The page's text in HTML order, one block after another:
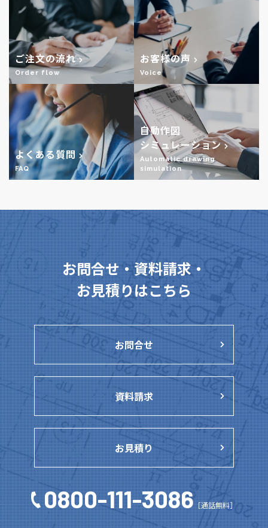
ご注文の流れ
Order flow
お客様の声
Voice
よくある質問
FAQ
自動作図
シミュレーション
Automatic drawing
simulation
お問合せ・資料請求・
お見積りはこちら
お問合せ
資料請求
お見積り
0800-111-3086 ［通話無料］